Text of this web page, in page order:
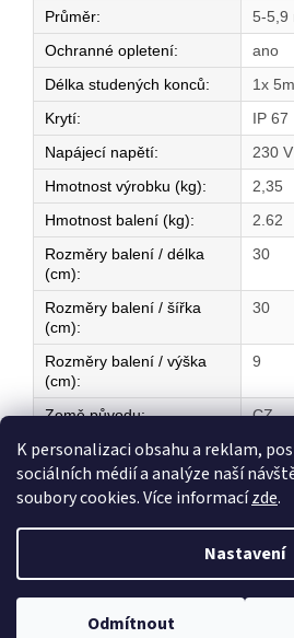
K personalizaci obsahu a reklam,
sociálních médií a analýze naší
soubory cookies. Více informacízde.
Nastavení
Odmítnout
Průměr:
5-5,9
Ochranné opletení:
ano
Délka studených konců:
1x 5m
Krytí:
IP 67
Napájecí napětí:
230
Hmotnost výrobku (kg):
2,35
Hmotnost balení (kg):
2.62
Rozměry balení / délka
(cm):
30
Rozměry balení / šířka
(cm):
30
Rozměry balení / výška
(cm):
9
Země původu: CZ
Copyright 2026ELEKTRICKÉ TOPENÍ.
Upravit nastavení